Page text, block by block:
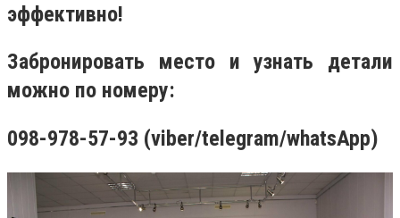
эффективно!
Забронировать место и узнать детали
можно по номеру:
‎098-978-57-93 (viber/telegram/whatsApp)